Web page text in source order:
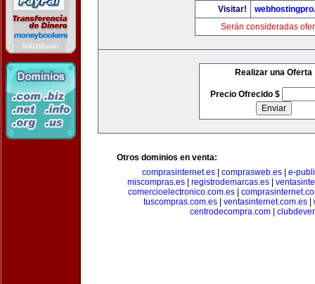
Visitar!
Serán consideradas
Realizar una Oferta
Precio Ofrecido $
Otros dominios en venta:
comprasinternet.es
comprasweb.es
e-
miscompras.es
registrodemarcas.es
comercioelectronico.com.es
tuscompras.com.es| ventasinternet.com.es|
centrodecompra.com|